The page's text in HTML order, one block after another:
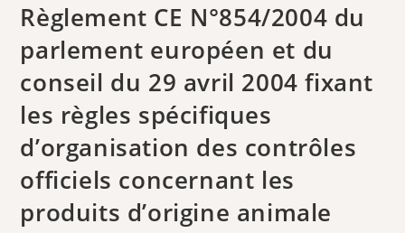
Règlement CE N°854/2004 du
parlement européen et du
conseil du 29 avril 2004 fixant
les règles spécifiques
d’organisation des contrôles
officiels concernant les
produits d’origine animale